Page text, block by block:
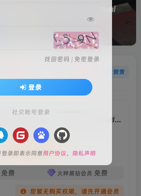
能(The Walking Dead: Survival
赞赏
《行尸走肉：生存本能(The Walking Dead: Survival Instinct)》
付费后查看
会员专属资源
免费 火种黑钻会员 免费
您暂无购买权限，请先开通会员
找回密码 | 免密登录
登录
社交账号登录
录即表示同意用户协议、 隐私声明